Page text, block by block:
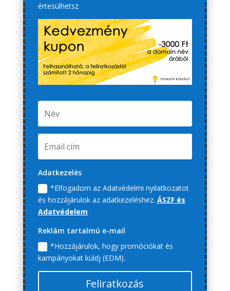
értesülhetsz
Adatkezelés
*Elfogadom az Adatvédelmi nyilatkozatot
és hozzájárulok az adatkezeléshez. ÁSZF és
Adatvédelem
Reklám tartalmú e-mail
*Hozzájárulok, hogy promóciókat és
kampányokat küldj (EDM).
Feliratkozás